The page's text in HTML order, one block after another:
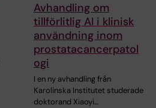
Avhandling om
tillförlitlig AI i klinisk
användning inom
prostatacancerpatol
ogi
I en ny avhandling från
Karolinska Institutet studerade
doktorand Xiaoyi…